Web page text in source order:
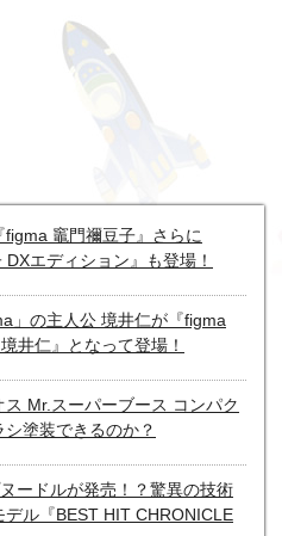
figma 竈門禰豆子』さらに
DXエディション』も登場！
」の主人公 境井仁が『figma
井仁』となって登場！
ス Mr.スーパーブース コンパク
シ塗装できるのか？
ードルが発売！？驚異の技術
デル『BEST HIT CHRONICLE